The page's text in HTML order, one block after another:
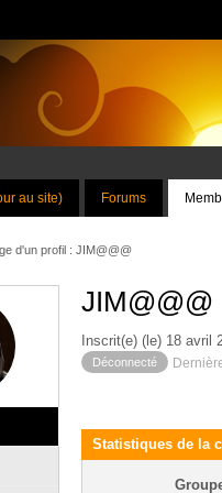
au site) Forums
d'un profil : JIM@@@
JIM@@@
Inscrit(e) (le) 18 avril
Déconnecté
Statistiques de la